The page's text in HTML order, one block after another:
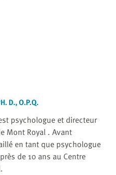
D., O.P.Q.
psychologue et directeur
Mont Royal . Avant
en tant que psychologue
de 10 ans au Centre